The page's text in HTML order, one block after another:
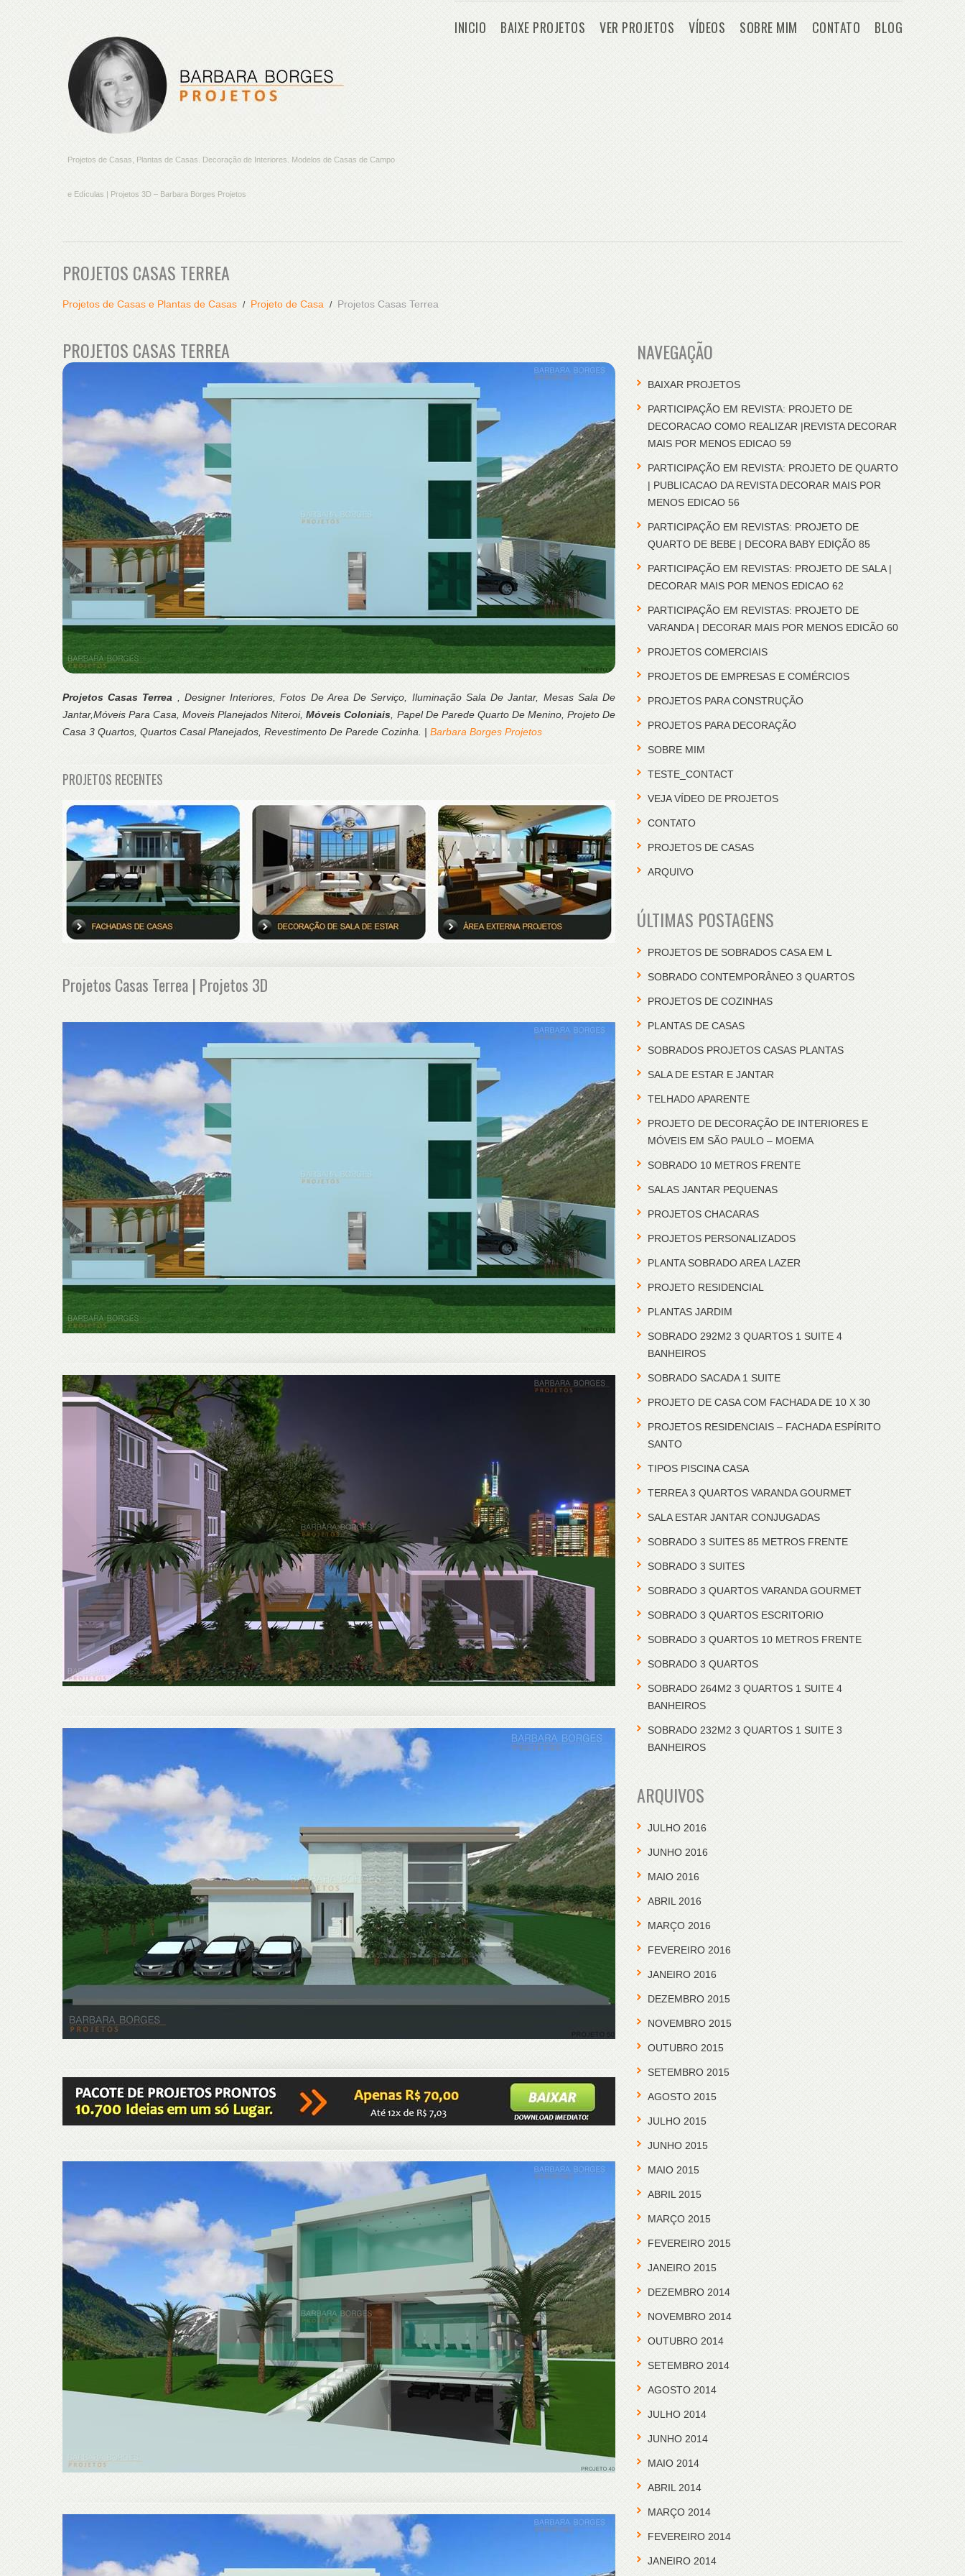
Projetos de Casas, Plantas de Casas. Decoração de Interiores. Modelos de Casas de Campo
e Edículas | Projetos 3D – Barbara Borges Projetos
INICIO BAIXE PROJETOS VER PROJETOS VÍDEOS SOBRE MIM CONTATO BLOG
PROJETOS CASAS TERREA
Projetos de Casas e Plantas de Casas Projeto de Casa Projetos Casas Terrea
PROJETOS CASAS TERREA
Projetos Casas Terrea
, Designer Interiores, Fotos De Area De Serviço, Iluminação Sala De Jantar, Mesas Sala De
Jantar,Móveis Para Casa, Moveis Planejados Niteroi,Móveis Coloniais , Papel De Parede Quarto De Menino, Projeto De
Casa 3 Quartos, Quartos Casal Planejados, Revestimento De Parede Cozinha. | Barbara Borges Projetos
PROJETOS RECENTES
Projetos Casas Terrea | Projetos 3D
NAVEGAÇÃO
BAIXAR PROJETOS
PARTICIPAÇÃO EM REVISTA: PROJETO DE
DECORACAO COMO REALIZAR |REVISTA DECORAR
MAIS POR MENOS EDICAO 59
PARTICIPAÇÃO EM REVISTA: PROJETO DE QUARTO
| PUBLICACAO DA REVISTA DECORAR MAIS POR
MENOS EDICAO 56
PARTICIPAÇÃO EM REVISTAS: PROJETO DE
QUARTO DE BEBE | DECORA BABY EDIÇÃO 85
PARTICIPAÇÃO EM REVISTAS: PROJETO DE SALA |
DECORAR MAIS POR MENOS EDICAO 62
PARTICIPAÇÃO EM REVISTAS: PROJETO DE
VARANDA | DECORAR MAIS POR MENOS EDICÃO 60
PROJETOS COMERCIAIS
PROJETOS DE EMPRESAS E COMÉRCIOS
PROJETOS PARA CONSTRUÇÃO
PROJETOS PARA DECORAÇÃO
SOBRE MIM
TESTE_CONTACT
VEJA VÍDEO DE PROJETOS
CONTATO
PROJETOS DE CASAS
ARQUIVO
ÚLTIMAS POSTAGENS
PROJETOS DE SOBRADOS CASA EM L
SOBRADO CONTEMPORÂNEO 3 QUARTOS
PROJETOS DE COZINHAS
PLANTAS DE CASAS
SOBRADOS PROJETOS CASAS PLANTAS
SALA DE ESTAR E JANTAR
TELHADO APARENTE
PROJETO DE DECORAÇÃO DE INTERIORES E
MÓVEIS EM SÃO PAULO – MOEMA
SOBRADO 10 METROS FRENTE
SALAS JANTAR PEQUENAS
PROJETOS CHACARAS
PROJETOS PERSONALIZADOS
PLANTA SOBRADO AREA LAZER
PROJETO RESIDENCIAL
PLANTAS JARDIM
SOBRADO 292M2 3 QUARTOS 1 SUITE 4
BANHEIROS
SOBRADO SACADA 1 SUITE
PROJETO DE CASA COM FACHADA DE 10 X 30
PROJETOS RESIDENCIAIS – FACHADA ESPÍRITO
SANTO
TIPOS PISCINA CASA
TERREA 3 QUARTOS VARANDA GOURMET
SALA ESTAR JANTAR CONJUGADAS
SOBRADO 3 SUITES 85 METROS FRENTE
SOBRADO 3 SUITES
SOBRADO 3 QUARTOS VARANDA GOURMET
SOBRADO 3 QUARTOS ESCRITORIO
SOBRADO 3 QUARTOS 10 METROS FRENTE
SOBRADO 3 QUARTOS
SOBRADO 264M2 3 QUARTOS 1 SUITE 4
BANHEIROS
SOBRADO 232M2 3 QUARTOS 1 SUITE 3
BANHEIROS
ARQUIVOS
JULHO 2016
JUNHO 2016
MAIO 2016
ABRIL 2016
MARÇO 2016
FEVEREIRO 2016
JANEIRO 2016
DEZEMBRO 2015
NOVEMBRO 2015
OUTUBRO 2015
SETEMBRO 2015
AGOSTO 2015
JULHO 2015
JUNHO 2015
MAIO 2015
ABRIL 2015
MARÇO 2015
FEVEREIRO 2015
JANEIRO 2015
DEZEMBRO 2014
NOVEMBRO 2014
OUTUBRO 2014
SETEMBRO 2014
AGOSTO 2014
JULHO 2014
JUNHO 2014
MAIO 2014
ABRIL 2014
MARÇO 2014
FEVEREIRO 2014
JANEIRO 2014